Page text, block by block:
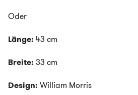
Oder
Länge: 43 cm
Breite: 33 cm
Design: William Morris